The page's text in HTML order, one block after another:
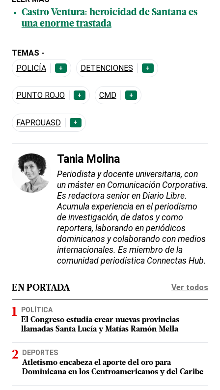
Castro Ventura: heroicidad de Santana es
una enorme trastada
TEMAS -
POLICÍA
+ DETENCIONES +
PUNTO ROJO + CMD +
FAPROUASD +
Tania Molina
Periodista y docente universitaria, con
un máster en Comunicación Corporativa.
Es redactora senior en Diario Libre.
Acumula experiencia en el periodismo
de investigación, de datos y como
reportera, laborando en periódicos
dominicanos y colaborando con medios
internacionales. Es miembro de la
comunidad periodística Connectas Hub.
EN PORTADA Ver todos
POLÍTICA
El Congreso estudia crear nuevas provincias
llamadas Santa Lucía y Matías Ramón Mella
DEPORTES
Atletismo encabeza el aporte del oro para
Dominicana en los Centroamericanos y del Caribe